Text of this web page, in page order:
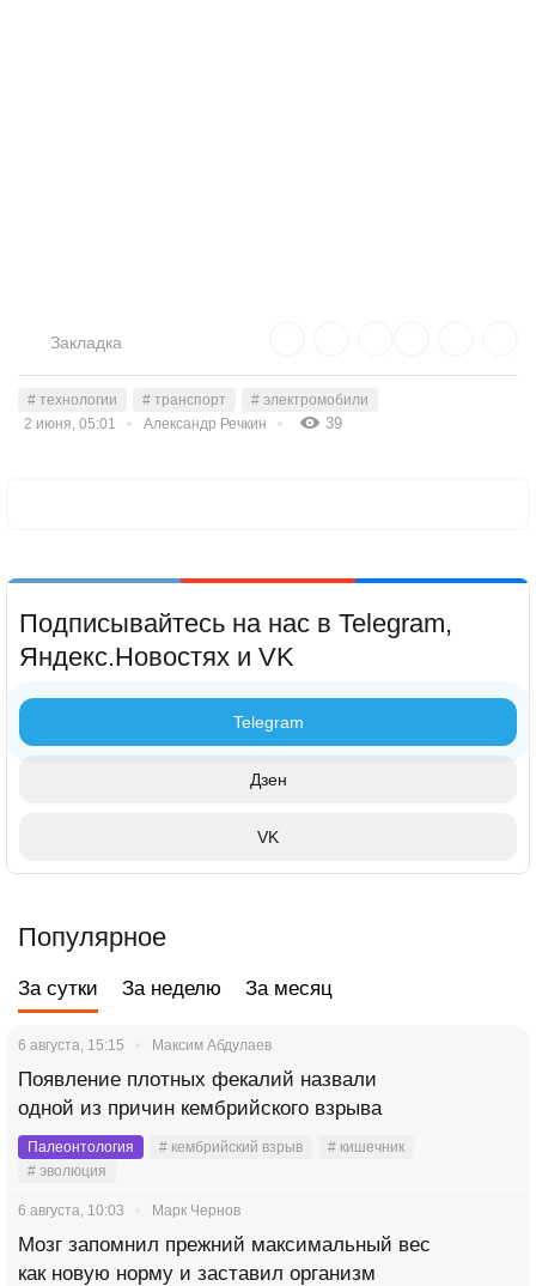
Закладка
2 июня, 05:01 Александр Речкин 39
# технологии # транспорт # электромобили
Подписывайтесь на нас в Telegram,
Яндекс.Новостях и VK
Telegram
Дзен
VK
Популярное
За сутки За неделю За месяц
6 августа, 15:15 Максим Абдулаев
Появление плотных фекалий назвали
одной из причин кембрийского взрыва
Палеонтология # кембрийский взрыв
# кишечник
# эволюция
6 августа, 10:03 Марк Чернов
Мозг запомнил прежний максимальный вес
как новую норму и заставил организм